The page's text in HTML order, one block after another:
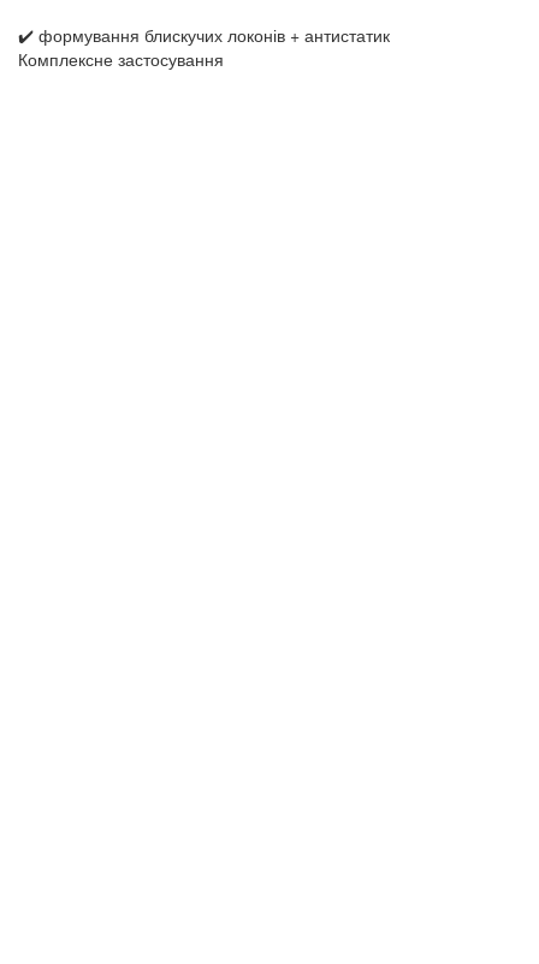
✔️ формування блискучих локонів + антистатик
Комплексне застосування